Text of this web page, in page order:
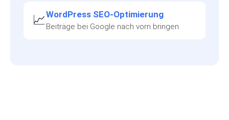
📈WordPress SEO-Optimierung
Beiträge bei Google nach vorn bringen.